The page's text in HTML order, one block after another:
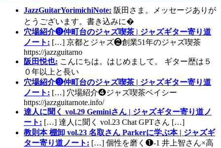
JazzGuitarYorimichiNote: 阪田さま。メッセージありが
とうございます。書き込みに�
穴場紹介❾仲町台のジャズ喫茶 | ジャズギター寄り道
ノート: […] 京都とジャズ❷創業51年のジャズ喫茶
https://jazzguitarno
阪田悦也: こんにちは。はじめまして。 ギター歴は５
０年以上と長い
穴場紹介❾仲町台のジャズ喫茶 | ジャズギター寄り道
ノート: […] 穴場紹介❹ジャズ喫茶ベイシー
https://jazzguitarnote.info/
達人に聞く vol.29 Geminiさん | ジャズギター寄り道ノ
ート: […] 達人に聞く vol.23 Chat GPTさん […]
教則本 棚卸 vol.23 名取さん Parkerに学ぶ本 | ジャズギ
ター寄り道ノート: […] 個性を磨く❶-1 井上智さん×高